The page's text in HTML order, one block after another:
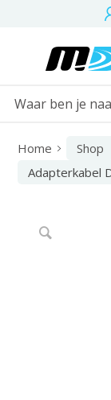
Home Shop
Adapterkabel